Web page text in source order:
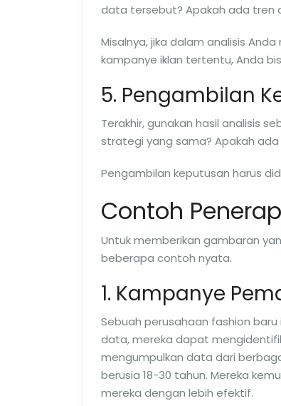
data tersebut? Apakah ada tren
Misalnya, jika dalam analisis
kampanye iklan tertentu, Anda
5. Pengambilan
Terakhir, gunakan hasil analisis
strategi yang sama? Apakah
Pengambilan keputusan harus
Contoh
Untuk memberikan gambaran
beberapa contoh nyata.
1. Kampanye
Sebuah perusahaan fashion
data, mereka dapat
mengumpulkan data dari
berusia 18-30 tahun. Mereka
mereka dengan lebih efektif.